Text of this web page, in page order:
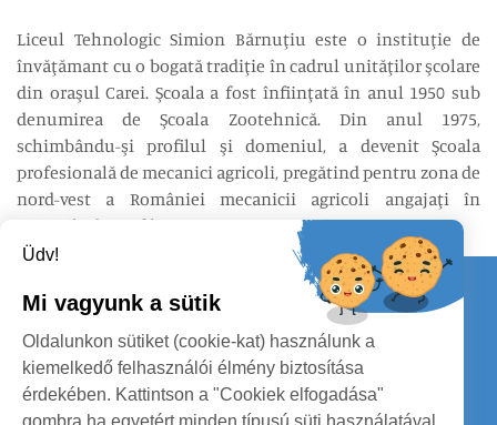
Liceul Tehnologic Simion Bărnuţiu este o instituţie de
învăţămant cu o bogată tradiţie în cadrul unităţilor şcolare
din oraşul Carei. Şcoala a fost înfiinţată în anul 1950 sub
denumirea de Şcoala Zootehnică. Din anul 1975,
schimbându-şi profilul şi domeniul, a devenit Şcoala
profesională de mecanici agricoli, pregătind pentru zona de
nord-vest a României mecanicii agricoli angajaţi în
unităţile de profil.
Kapcsolat
KÖVESSENEK
Üdv!
Mi vagyunk a sütik
Oldalunkon sütiket (cookie-kat) használunk a
kiemelkedő felhasználói élmény biztosítása
érdekében. Kattintson a "Cookiek elfogadása"
gombra ha egyetért minden típusú süti használatával